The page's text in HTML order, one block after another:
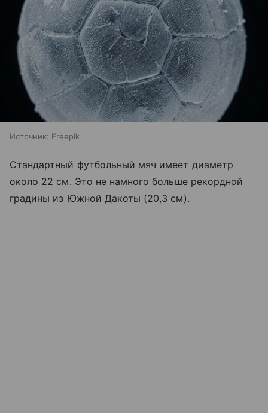
Источник: Freepik
Стандартный футбольный мяч имеет диаметр
около 22 см. Это не намного больше рекордной
градины из Южной Дакоты (20,3 см).